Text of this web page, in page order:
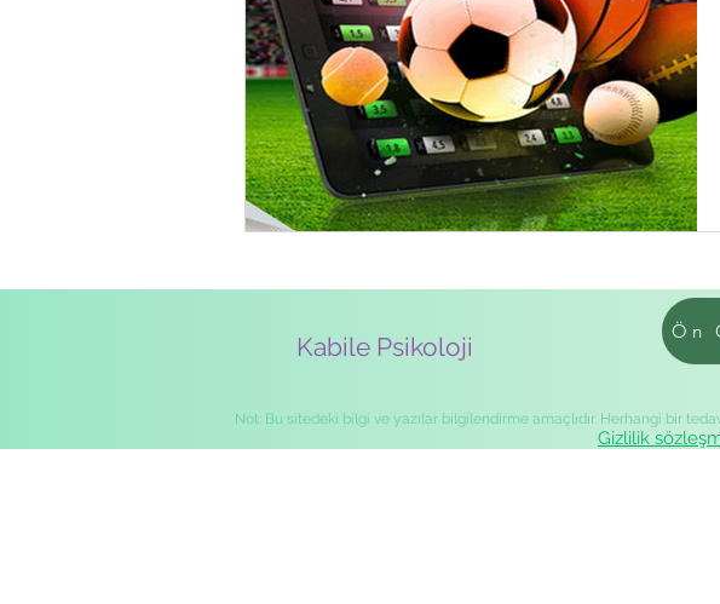
Kabile Psikoloji
Ön
Not: Bu sitedeki bilgi ve yazılar bilgilendirme amaçlıdır. Herhangi bir
Gizlilik